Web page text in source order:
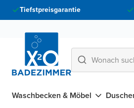
Tiefstpreisgarantie
Waschbecken & Möbel